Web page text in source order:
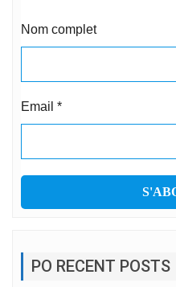
Nom complet
Email *
PO RECENT POSTS